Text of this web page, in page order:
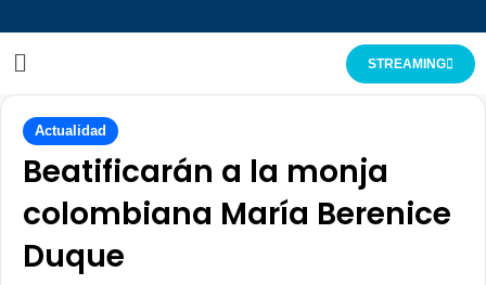
STREAMING
Actualidad
Beatificarán a la monja
colombiana María Berenice
Duque